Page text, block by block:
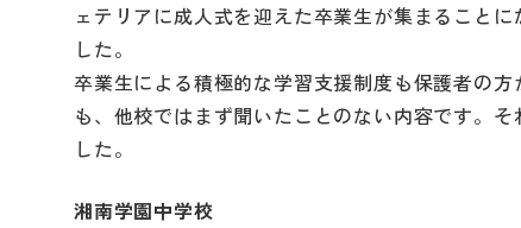
ェテリアに成人式を迎えた卒業生が集まること
した。
卒業生による積極的な学習支援制度も保護者の
も、他校ではまず聞いたことのない内容です。
した。
湘南学園中学校